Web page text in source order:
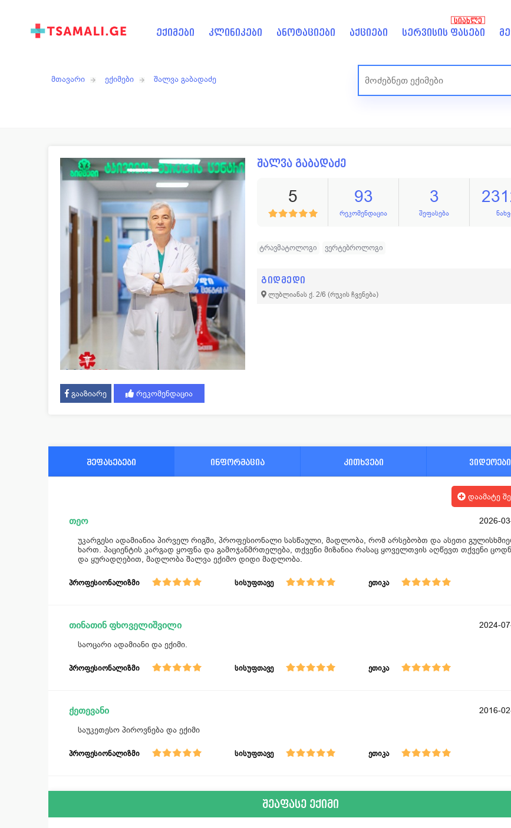
ექიმები კლინიკები ანოტაციები აქციები სერვისის ფასები
ᲡᲘᲐᲮᲚᲔ
მთავარი ექიმები შალვა გაბადაძე
გააზიარე რეკომენდაცია
შალვა გაბადაძე
5 93
რეკომენდაცია
3
შეფასება
ტრავმატოლოგი ვერტებროლოგი
გიდმედი
ლუბლიანას ქ. 2/6(რუკის ჩვენება)
შეფასებები ინფორმაცია კითხვები ვიდეოები
დაამატე
თეო 2026-
უკარგესი ადამიანია პირველ რიგში, პროფესიონალი სასწაული, მადლობა, რომ არსებობთ და ასეთი
ხართ. პაციენტის კარგად ყოფნა და გამოჯანმრთელება, თქვენი მიზანია რასაც ყოველთვის აღწევთ თქვენი
და ყურადღებით, მადლობა შალვა ექიმო დიდი მადლობა.
პროფესიონალიზმი სისუფთავე ეთიკა
თინათინ ფხოველიშვილი 2024-
საოცარი ადამიანი და ექიმი.
პროფესიონალიზმი სისუფთავე ეთიკა
ქეთევანი 2016-
საუკეთესო პიროვნება და ექიმი
პროფესიონალიზმი სისუფთავე ეთიკა
შეაფასე ექიმი